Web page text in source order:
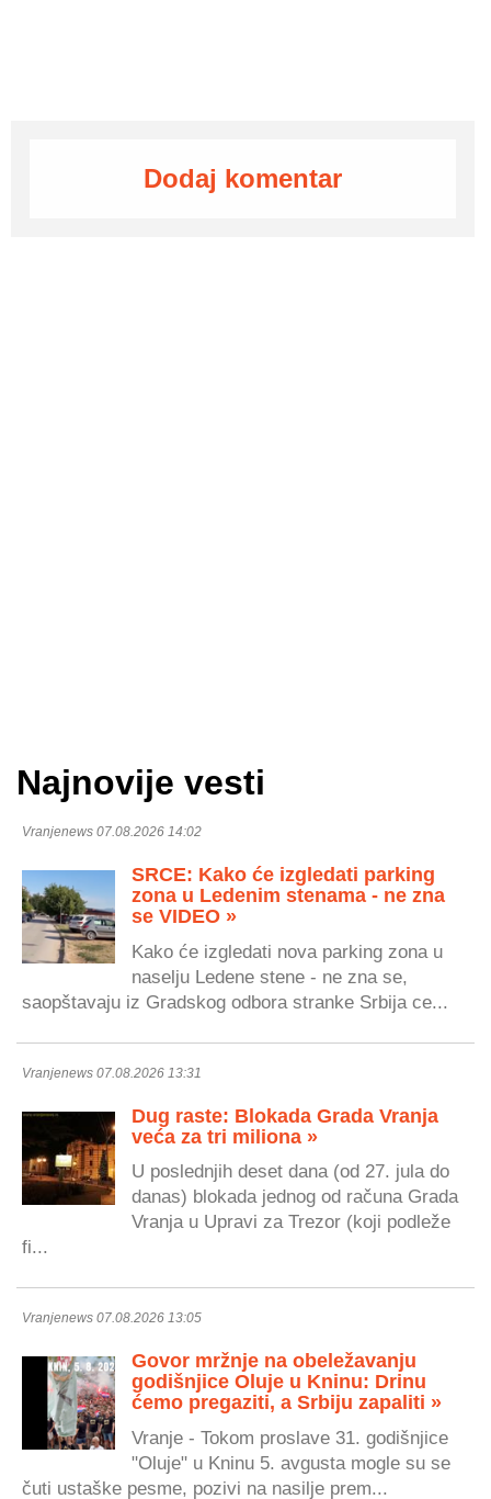
Dodaj komentar
Najnovije vesti
Vranjenews 07.08.2026 14:02
SRCE: Kako će izgledati parking
zona u Ledenim stenama - ne zna
se VIDEO »
Kako će izgledati nova parking zona u
naselju Ledene stene - ne zna se,
saopštavaju iz Gradskog odbora stranke Srbija ce...
Vranjenews 07.08.2026 13:31
Dug raste: Blokada Grada Vranja
veća za tri miliona »
U poslednjih deset dana (od 27. jula do
danas) blokada jednog od računa Grada
Vranja u Upravi za Trezor (koji podleže
fi...
Vranjenews 07.08.2026 13:05
Govor mržnje na obeležavanju
godišnjice Oluje u Kninu: Drinu
ćemo pregaziti, a Srbiju zapaliti »
Vranje - Tokom proslave 31. godišnjice
"Oluje" u Kninu 5. avgusta mogle su se
čuti ustaške pesme, pozivi na nasilje prem...